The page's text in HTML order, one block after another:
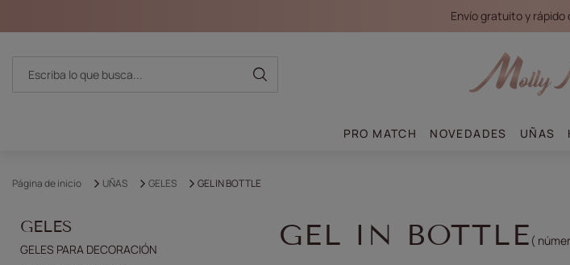
Envío gratuito y rápido
PRO MATCH NOVEDADES UÑAS
Página de inicio UÑAS GELES GEL IN BOTTLE
GELES
GELES PARA DECORACIÓN
GEL IN BOTTLE (